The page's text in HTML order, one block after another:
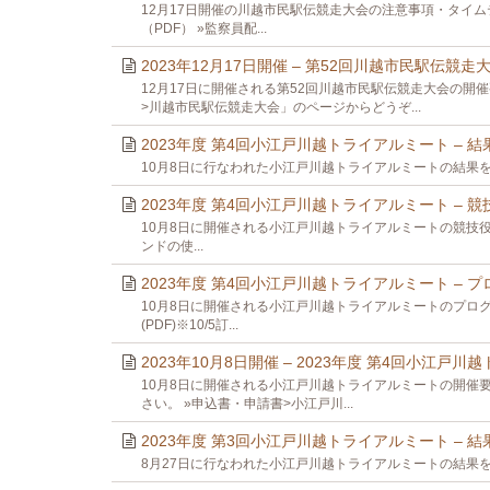
12月17日開催の川越市民駅伝競走大会の注意事項・タイ
（PDF） »監察員配...
2023年12月17日開催 – 第52回川越市民駅伝競走
12月17日に開催される第52回川越市民駅伝競走大会の開
>川越市民駅伝競走大会」のページからどうぞ...
2023年度 第4回小江戸川越トライアルミート – 結
10月8日に行なわれた小江戸川越トライアルミートの結果
2023年度 第4回小江戸川越トライアルミート –
10月8日に開催される小江戸川越トライアルミートの競技
ンドの使...
2023年度 第4回小江戸川越トライアルミート –
10月8日に開催される小江戸川越トライアルミートのプ
(PDF)※10/5訂...
2023年10月8日開催 – 2023年度 第4回小江戸川越
10月8日に開催される小江戸川越トライアルミートの開催
さい。 »申込書・申請書>小江戸川...
2023年度 第3回小江戸川越トライアルミート – 結
8月27日に行なわれた小江戸川越トライアルミートの結果